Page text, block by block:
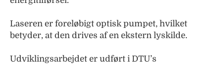
Laseren er foreløbigt optisk pumpet, hvilket
betyder, at den drives af en ekstern lyskilde.
Udviklingsarbejdet er udført i DTU’s